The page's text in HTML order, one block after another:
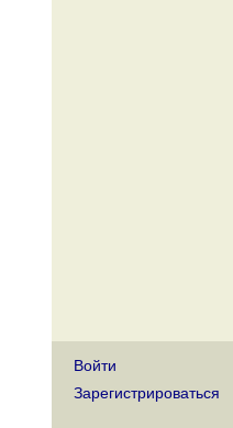
Войти
Зарегистрироваться